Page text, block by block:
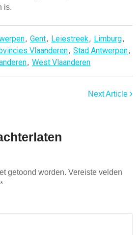
is.
, Gent, Leiestreek, Limburg,
Vlaanderen, Stad Antwerpen,
, West Vlaanderen
Next Article
getoond worden. Vereiste velden
*